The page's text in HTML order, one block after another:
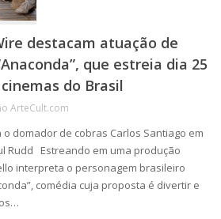
destacam atuação de
que estreia dia 25
do Brasil
ArteCult.com
domador de cobras Carlos Santiago em
Rudd Estreando em uma produção
interpreta o personagem brasileiro
comédia cuja proposta é divertir e